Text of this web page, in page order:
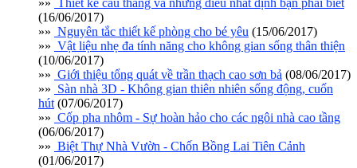
(16/06/2017)
»» Nguyên tắc thiết kế phòng cho bé yêu (15/06/2017)
»» Vật liệu nhẹ đa tính năng cho không gian sống thân thiện
(10/06/2017)
»» Giới thiệu tổng quát về trần thạch cao sơn bả (08/06/2017)
»» Sàn nhà 3D - Không gian thiên nhiên sống động, cuốn
hút (07/06/2017)
»» Cốp pha nhôm - Sự hoàn hảo cho các ngôi nhà cao tầng
(06/06/2017)
»» Biệt Thự Nhà Vườn - Chốn Bồng Lai Tiên Cảnh
(01/06/2017)